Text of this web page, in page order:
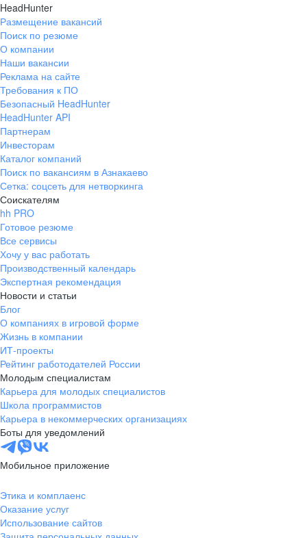
образование. Молодежь сегодня
задаёт тренды и меняет рынок
труда, и горжусь тем, что являюсь
HeadHunter
Размещение вакансий
Поиск по резюме
О компании
Наши вакансии
Реклама на сайте
Требования к ПО
Безопасный HeadHunter
HeadHunter API
Партнерам
Инвесторам
Каталог компаний
Поиск по вакансиям в Азнакаево
Сетка: соцсеть для нетворкинга
Соискателям
hh PRO
Готовое резюме
Все сервисы
Хочу у вас работать
Производственный календарь
Экспертная рекомендация
Новости и статьи
Блог
О компаниях в игровой форме
Жизнь в компании
ИТ-проекты
Рейтинг работодателей России
Молодым специалистам
Карьера для молодых специалистов
Школа программистов
Карьера в некоммерческих организациях
Боты для уведомлений
Мобильное приложение
Этика и комплаенс
Оказание услуг
Использование сайтов